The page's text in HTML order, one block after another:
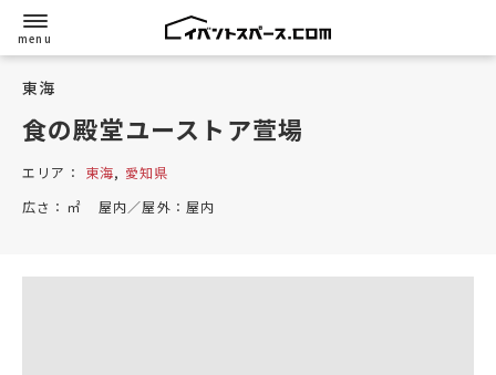
東海
食の殿堂ユーストア萱場
エリア： 東海, 愛知県
広さ： ㎡ 屋内／屋外： 屋内